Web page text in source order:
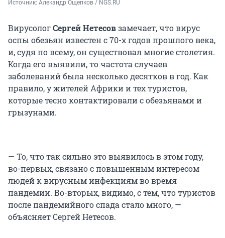
Источник: Алекандр Ощепков / NGS.RU
ВирусологСергей Нетесовзамечает, что вирус
оспы обезьян известен с 70-х годов прошлого века,
и, судя по всему, он существовал многие столетия.
Когда его выявили, то частота случаев
заболеваний была несколько десятков в год. Как
правило, у жителей Африки и тех туристов,
которые тесно контактировали с обезьянами и
грызунами.
— То, что так сильно это выявилось в этом году,
во-первых, связано с повышенным интересом
людей к вирусным инфекциям во время
пандемии. Во-вторых, видимо, с тем, что туристов
после пандемийного спада стало много, —
объясняет Сергей Нетесов.